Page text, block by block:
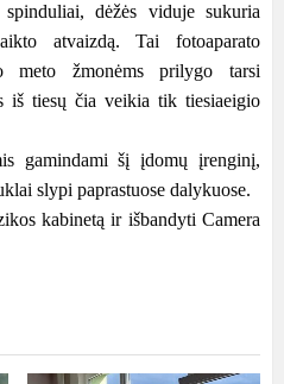
dėžės viduje sukuria
atvaizdą. Tai fotoaparato
meto žmonėms prilygo tarsi
iš tiesų čia veikia tik tiesiaeigio
šį įdomų įrenginį,
slypi paprastuose dalykuose.
kabinetą ir išbandyti Camera